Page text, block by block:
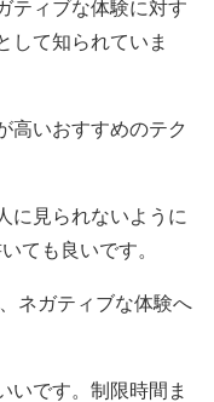
ティブな体験に対す
して知られていま
高いおすすめのテク
に見られないように
ても良いです。
ネガティブな体験へ
いです。制限時間ま